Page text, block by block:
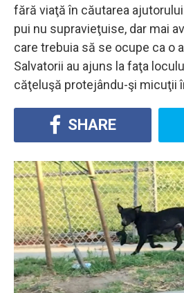
fără viaţă în căutarea
pui nu supravieţuise, dar mai
care trebuia să se ocupe ca o
Salvatorii au ajuns la faţa
căţeluşă protejându-şi micuţii
SHARE